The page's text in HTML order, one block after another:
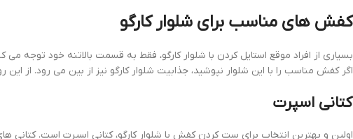
کفش های مناسب برای شلوار کارگو
بسیاری از افراد موقع استایل کردن با شلوار کارگو، فقط به قسمت بالاتنه خود
اگر کفش مناسب را با این شلوار نپوشید، جذابیت شلوار کارگو نیز از بین می رود.
کتانی اسپرت
اولین و بهترین انتخاب برای ست کردن کفش با شلوار کارگو، کتانی اسپرت است.